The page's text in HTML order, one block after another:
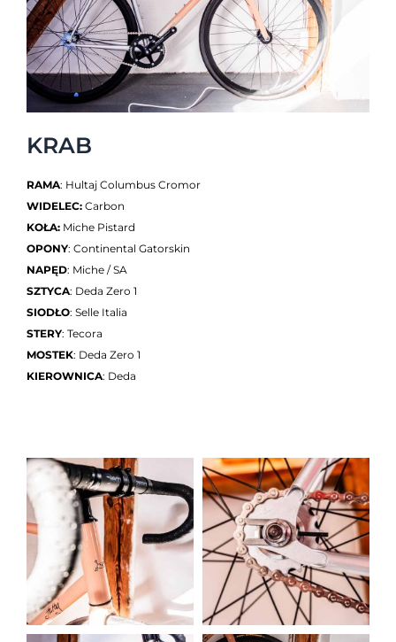
KRAB
RAMA: Hultaj Columbus Cromor
WIDELEC: Carbon
KOŁA: Miche Pistard
OPONY: Continental Gatorskin
NAPĘD: Miche / SA
SZTYCA: Deda Zero 1
SIODŁO: Selle Italia
STERY: Tecora
MOSTEK: Deda Zero 1
KIEROWNICA: Deda